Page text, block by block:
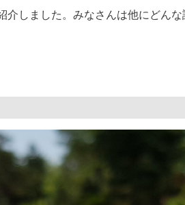
しました。みなさんは他にどんな